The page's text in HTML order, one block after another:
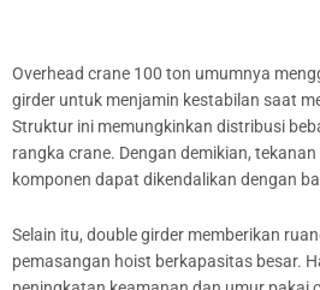
Overhead crane 100 ton umumnya
girder untuk menjamin kestabilan saat
Struktur ini memungkinkan distribusi
rangka crane. Dengan demikian,
komponen dapat dikendalikan dengan
Selain itu, double girder memberikan
pemasangan hoist berkapasitas besar.